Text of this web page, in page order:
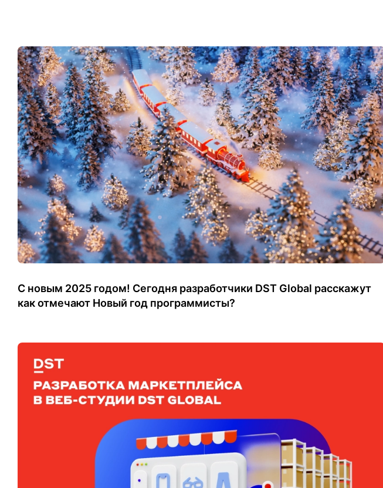
С новым 2025 годом! Сегодня разработчики DST Global расскажут
как отмечают Новый год программисты?